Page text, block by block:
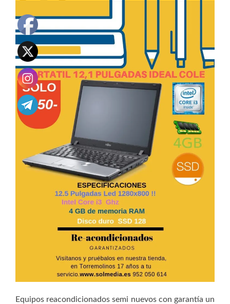
Equipos reacondicionados semi nuevos con garantía un